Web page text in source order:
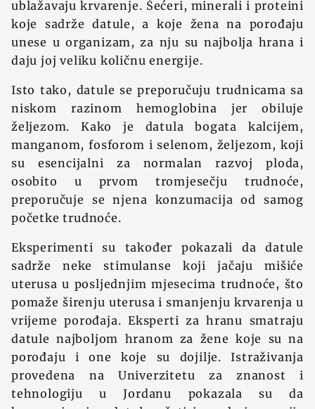
ublažavaju krvarenje. Šećeri, minerali i proteini
koje sadrže datule, a koje žena na porođaju
unese u organizam, za nju su najbolja hrana i
daju joj veliku količnu energije.
Isto tako, datule se preporučuju trudnicama sa
niskom razinom hemoglobina jer obiluje
željezom. Kako je datula bogata kalcijem,
manganom, fosforom i selenom, željezom, koji
su esencijalni za normalan razvoj ploda,
osobito u prvom tromjesečju trudnoće,
preporučuje se njena konzumacija od samog
početke trudnoće.
Eksperimenti su također pokazali da datule
sadrže neke stimulanse koji jačaju mišiće
uterusa u posljednjim mjesecima trudnoće, što
pomaže širenju uterusa i smanjenju krvarenja u
vrijeme porođaja. Eksperti za hranu smatraju
datule najboljom hranom za žene koje su na
porođaju i one koje su dojilje. Istraživanja
provedena na Univerzitetu za znanost i
tehnologiju u Jordanu pokazala su da